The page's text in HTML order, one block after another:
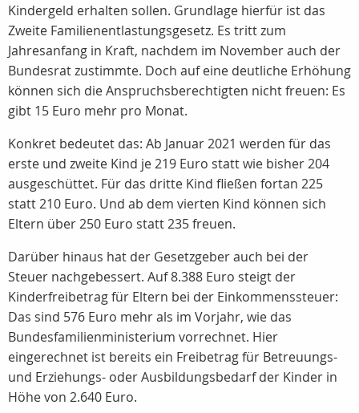
Kindergeld erhalten sollen. Grundlage hierfür ist das
Zweite Familienentlastungsgesetz. Es tritt zum
Jahresanfang in Kraft, nachdem im November auch der
Bundesrat zustimmte. Doch auf eine deutliche Erhöhung
können sich die Anspruchsberechtigten nicht freuen: Es
gibt 15 Euro mehr pro Monat.
Konkret bedeutet das: Ab Januar 2021 werden für das
erste und zweite Kind je 219 Euro statt wie bisher 204
ausgeschüttet. Für das dritte Kind fließen fortan 225
statt 210 Euro. Und ab dem vierten Kind können sich
Eltern über 250 Euro statt 235 freuen.
Darüber hinaus hat der Gesetzgeber auch bei der
Steuer nachgebessert. Auf 8.388 Euro steigt der
Kinderfreibetrag für Eltern bei der Einkommenssteuer:
Das sind 576 Euro mehr als im Vorjahr, wie das
Bundesfamilienministerium vorrechnet. Hier
eingerechnet ist bereits ein Freibetrag für Betreuungs-
und Erziehungs- oder Ausbildungsbedarf der Kinder in
Höhe von 2.640 Euro.